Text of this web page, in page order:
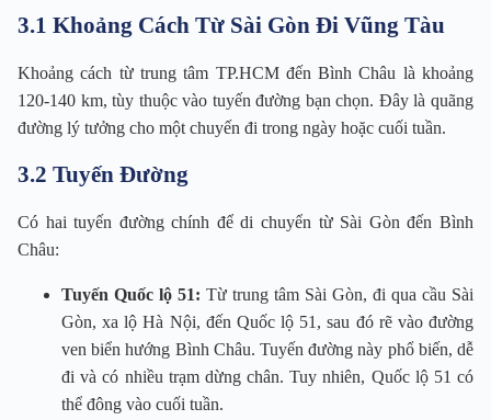
3.1 Khoảng Cách Từ Sài Gòn Đi Vũng Tàu
Khoảng cách từ trung tâm TP.HCM đến Bình Châu là khoảng
120-140 km, tùy thuộc vào tuyến đường bạn chọn. Đây là quãng
đường lý tưởng cho một chuyến đi trong ngày hoặc cuối tuần.
3.2 Tuyến Đường
Có hai tuyến đường chính để di chuyển từ Sài Gòn đến Bình
Châu:
Tuyến Quốc lộ 51: Từ trung tâm Sài Gòn, đi qua cầu Sài
Gòn, xa lộ Hà Nội, đến Quốc lộ 51, sau đó rẽ vào đường
ven biển hướng Bình Châu. Tuyến đường này phổ biến, dễ
đi và có nhiều trạm dừng chân. Tuy nhiên, Quốc lộ 51 có
thể đông vào cuối tuần.